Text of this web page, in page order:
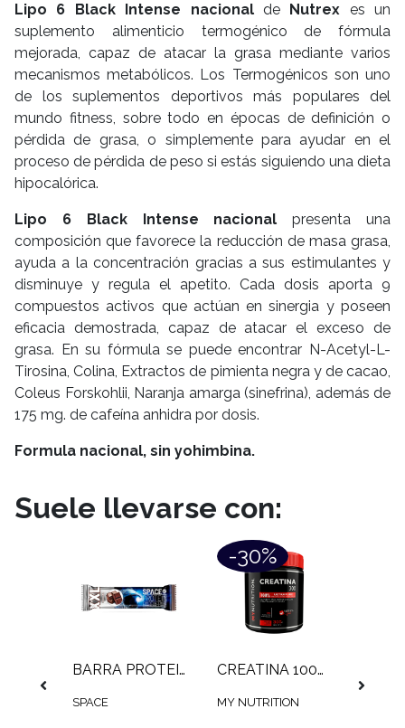
Lipo 6 Black Intense nacionalde Nutrex es un
suplemento alimenticio termogénico de fórmula
mejorada, capaz de atacar la grasa mediante varios
mecanismos metabólicos. Los Termogénicos son uno
de los suplementos deportivos más populares del
mundo fitness, sobre todo en épocas de definición o
pérdida de grasa, o simplemente para ayudar en el
proceso de pérdida de peso si estás siguiendo una dieta
hipocalórica.
Lipo 6 Black Intense nacional presenta una
composición que favorece la reducción de masa grasa,
ayuda a la concentración gracias a sus estimulantes y
disminuye y regula el apetito. Cada dosis aporta 9
compuestos activos que actúan en sinergia y poseen
eficacia demostrada, capaz de atacar el exceso de
grasa. En su fórmula se puede encontrar N-Acetyl-L-
Tirosina, Colina, Extractos de pimienta negra y de cacao,
Coleus Forskohlii, Naranja amarga (sinefrina), además de
175 mg. de cafeína anhidra por dosis.
Formula nacional, sin yohimbina.
Suele llevarse con:
BARRA PROTEICA SPACE PROTEIN BAR XXL (80 GR)
SPACE
-30%
CREATINA 100% MONOHIDRATADA MY NUTRITION (300 GR)
MY NUTRITION